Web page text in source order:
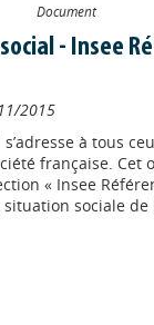
Document
- Insee
2015
à tous
française. Cet
« Insee
sociale de